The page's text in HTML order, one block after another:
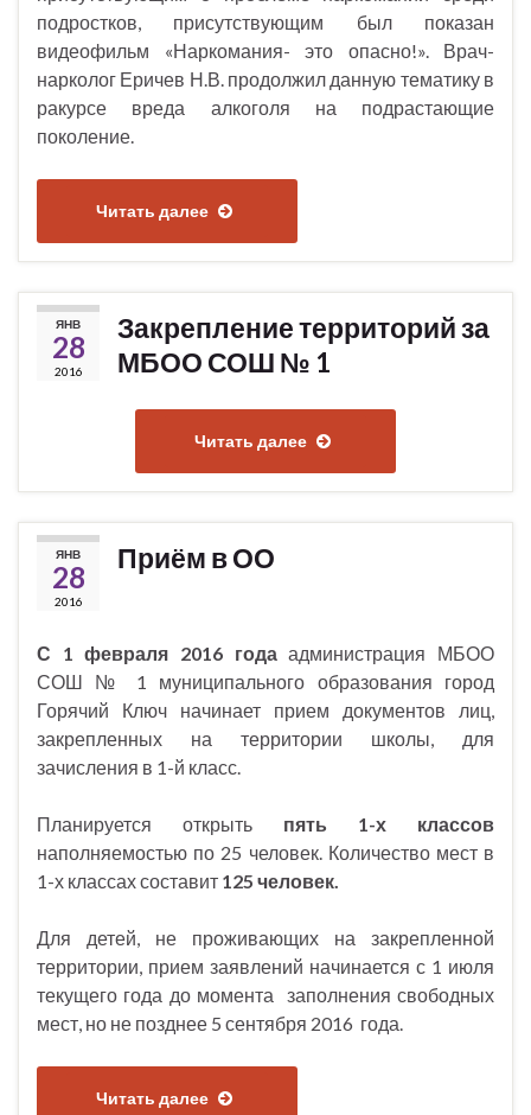
подростков, присутствующим был показан
видеофильм «Наркомания- это опасно!». Врач-
нарколог Еричев Н.В. продолжил данную тематику в
ракурсе вреда алкоголя на подрастающие
поколение.
Читать далее
ЯНВ
28
2016
Закрепление территорий за
МБОО СОШ № 1
Читать далее
ЯНВ
28
2016
Приём в ОО
С 1 февраля 2016 годаадминистрация МБОО
СОШ № 1 муниципального образования город
Горячий Ключ начинает прием документов лиц,
закрепленных на территории школы, для
зачисления в 1-й класс.
Планируется открыть пять 1-х классов
наполняемостью по 25 человек. Количество мест в
1-х классах составит 125 человек.
Для детей, не проживающих на закрепленной
территории, прием заявлений начинается с 1 июля
текущего года до момента заполнения свободных
мест, но не позднее 5 сентября 2016 года.
Читать далее